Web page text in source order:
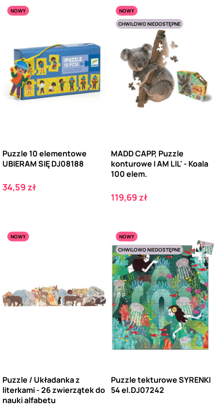
NOWY
Puzzle 10 elementowe
UBIERAM SIĘ DJ08188
Cena
34,59 zł
NOWY
CHWILOWO NIEDOSTĘPNE
MADD CAPP, Puzzle
konturowe I AM LIL' - Koala
100 elem.
Cena
119,69 zł
NOWY
Puzzle / Układanka z
literkami - 26 zwierzątek do
nauki alfabetu
NOWY
CHWILOWO NIEDOSTĘPNE
Puzzle tekturowe SYRENKI
54 el.DJ07242